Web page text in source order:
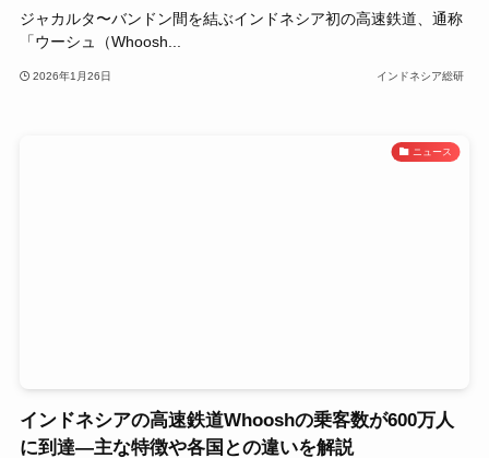
ジャカルタ〜バンドン間を結ぶインドネシア初の高速鉄道、通称
「ウーシュ（Whoosh...
2026年1月26日 インドネシア総研
ニュース
インドネシアの高速鉄道Whooshの乗客数が600万人
に到達―主な特徴や各国との違いを解説